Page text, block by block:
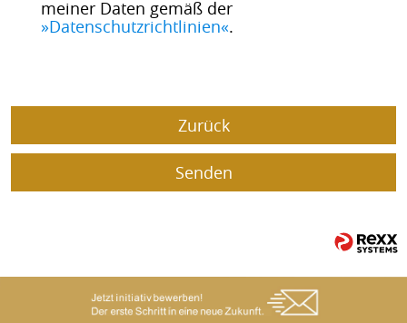
meiner Daten gemäß der
Datenschutzrichtlinien .
Zurück
Senden